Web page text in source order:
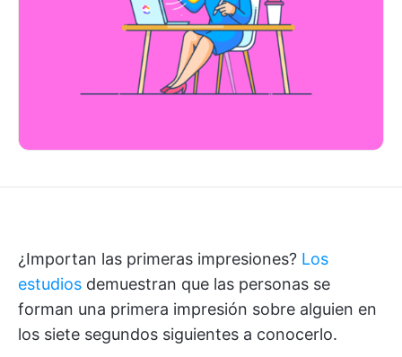
¿Importan las primeras impresiones? Los
estudios demuestran que las personas se
forman una primera impresión sobre alguien en
los siete segundos siguientes a conocerlo.